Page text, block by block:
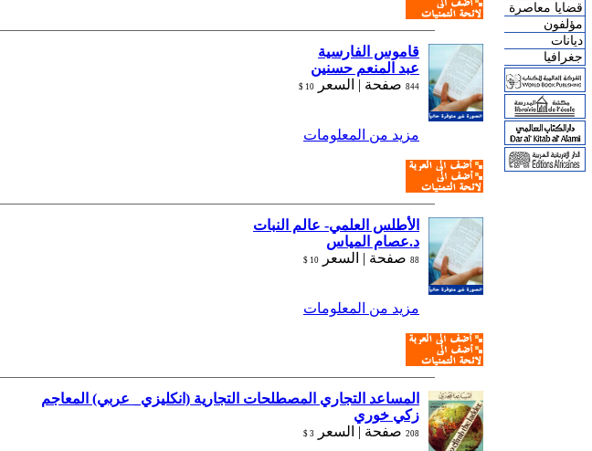
قضايا معاصرة
مؤلفون
ديانات
جغرافيا
قاموس الفارسية
عبد المنعم حسنين
844 صفحة | السعر 10 $
مزيد من المعلومات
الأطلس العلمي- عالم النبات
د.عصام المياس
88 صفحة | السعر 10 $
مزيد من المعلومات
المساعد التجاري المصطلحات التجارية (انكليزي_ عربي) المعاجم
زكي خوري
208 صفحة | السعر 3 $